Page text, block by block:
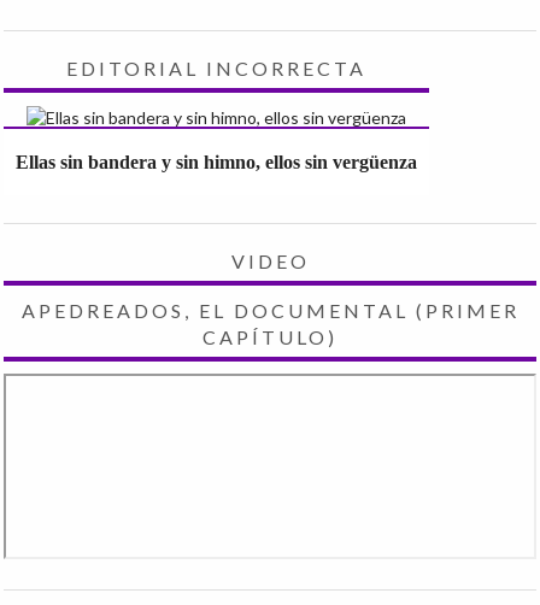
EDITORIAL INCORRECTA
Ellas sin bandera y sin himno, ellos sin vergüenza
VIDEO
APEDREADOS, EL DOCUMENTAL (PRIMER
CAPÍTULO)